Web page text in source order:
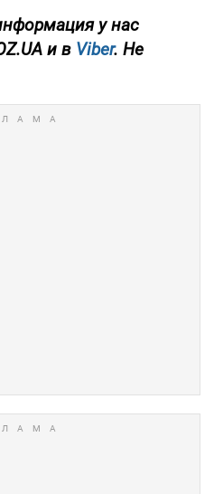
у нас
и в Viber. Не